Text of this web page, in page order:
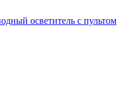
осветитель с пультом